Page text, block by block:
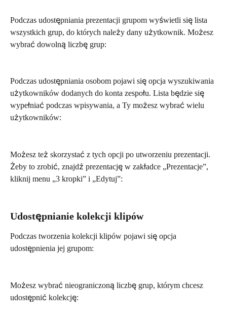
Podczas udostępniania prezentacji grupom wyświetli się lista
wszystkich grup, do których należy dany użytkownik. Możesz
wybrać dowolną liczbę grup:
Podczas udostępniania osobom pojawi się opcja wyszukiwania
użytkowników dodanych do konta zespołu. Lista będzie się
wypełniać podczas wpisywania, a Ty możesz wybrać wielu
użytkowników:
Możesz też skorzystać z tych opcji po utworzeniu prezentacji.
Żeby to zrobić, znajdź prezentację w zakładce „Prezentacje”,
kliknij menu „3 kropki” i „Edytuj”:
Udostępnianie kolekcji klipów
Podczas tworzenia kolekcji klipów pojawi się opcja
udostępnienia jej grupom:
Możesz wybrać nieograniczoną liczbę grup, którym chcesz
udostępnić kolekcję: